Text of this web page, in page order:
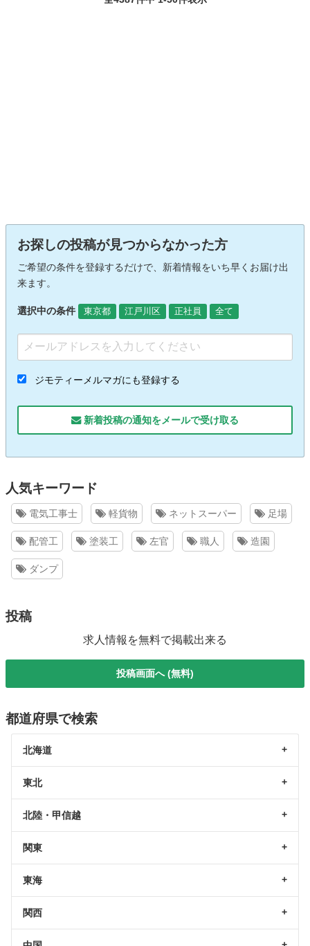
お探しの投稿が見つからなかった方
ご希望の条件を登録するだけで、新着情報をいち早くお届け出
来ます。
選択中の条件 東京都 江戸川区 正社員 全て
ジモティーメルマガにも登録する
新着投稿の通知をメールで受け取る
人気キーワード
電気工事士 軽貨物 ネットスーパー 足場
配管工 塗装工 左官 職人 造園
ダンプ
投稿
求人情報を無料で掲載出来る
投稿画面へ (無料)
都道府県で検索
北海道
東北
北陸・甲信越
関東
東海
関西